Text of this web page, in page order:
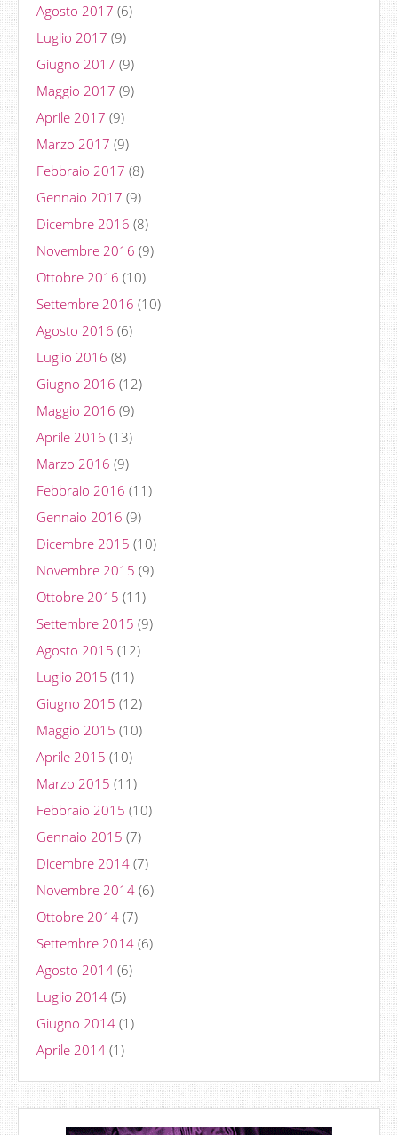
Agosto 2017 (6)
Luglio 2017 (9)
Giugno 2017 (9)
Maggio 2017 (9)
Aprile 2017 (9)
Marzo 2017 (9)
Febbraio 2017 (8)
Gennaio 2017 (9)
Dicembre 2016 (8)
Novembre 2016 (9)
Ottobre 2016 (10)
Settembre 2016 (10)
Agosto 2016 (6)
Luglio 2016 (8)
Giugno 2016 (12)
Maggio 2016 (9)
Aprile 2016 (13)
Marzo 2016 (9)
Febbraio 2016 (11)
Gennaio 2016 (9)
Dicembre 2015 (10)
Novembre 2015 (9)
Ottobre 2015 (11)
Settembre 2015 (9)
Agosto 2015 (12)
Luglio 2015 (11)
Giugno 2015 (12)
Maggio 2015 (10)
Aprile 2015 (10)
Marzo 2015 (11)
Febbraio 2015 (10)
Gennaio 2015 (7)
Dicembre 2014 (7)
Novembre 2014 (6)
Ottobre 2014 (7)
Settembre 2014 (6)
Agosto 2014 (6)
Luglio 2014 (5)
Giugno 2014 (1)
Aprile 2014 (1)